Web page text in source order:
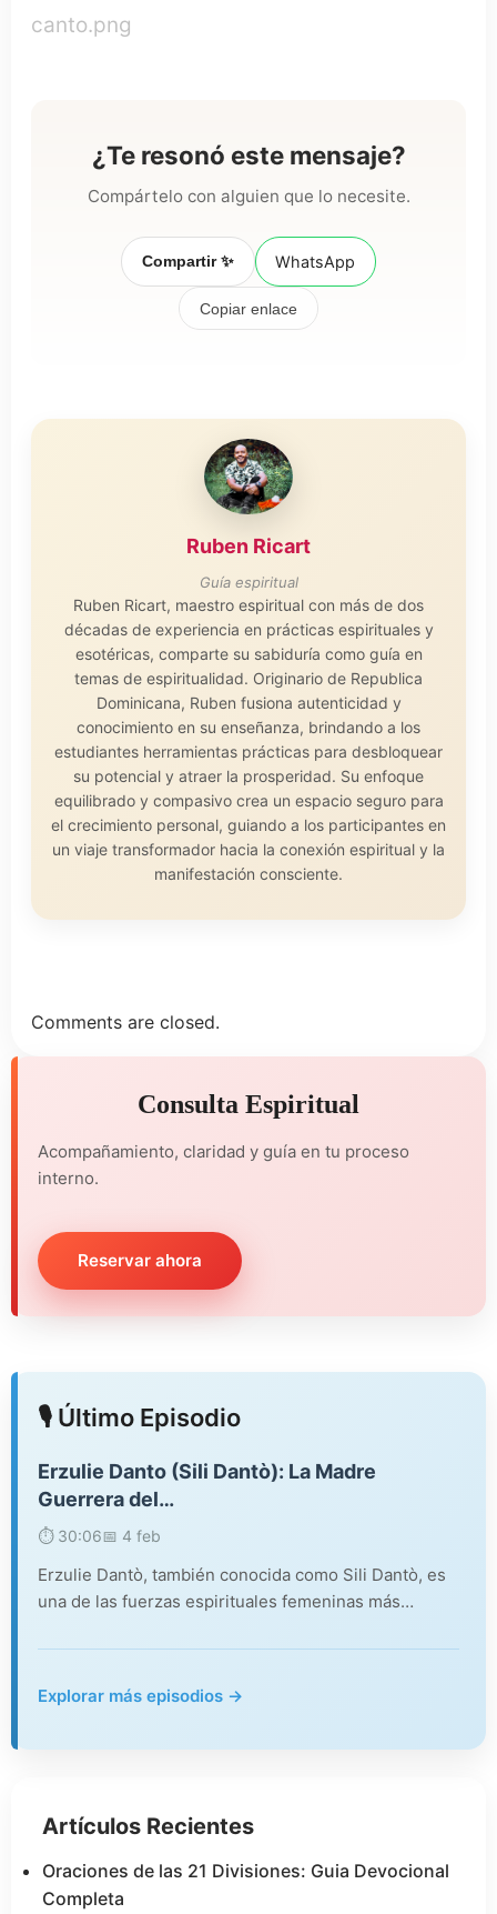
canto.png
¿Te resonó este mensaje?
Compártelo con alguien que lo necesite.
Compartir ✨ WhatsApp
Copiar enlace
Ruben Ricart
Guía espiritual
Ruben Ricart, maestro espiritual con más de dos
décadas de experiencia en prácticas espirituales y
esotéricas, comparte su sabiduría como guía en
temas de espiritualidad. Originario de Republica
Dominicana, Ruben fusiona autenticidad y
conocimiento en su enseñanza, brindando a los
estudiantes herramientas prácticas para desbloquear
su potencial y atraer la prosperidad. Su enfoque
equilibrado y compasivo crea un espacio seguro para
el crecimiento personal, guiando a los participantes en
un viaje transformador hacia la conexión espiritual y la
manifestación consciente.
Comments are closed.
Consulta Espiritual
Acompañamiento, claridad y guía en tu proceso
interno.
Reservar ahora
🎙️ Último Episodio
Erzulie Danto (Sili Dantò): La Madre
Guerrera del…
⏱️ 30:06📅 4 feb
Erzulie Dantò, también conocida como Sili Dantò, es
una de las fuerzas espirituales femeninas más…
Explorar más episodios →
Artículos Recientes
Oraciones de las 21 Divisiones: Guia Devocional
Completa